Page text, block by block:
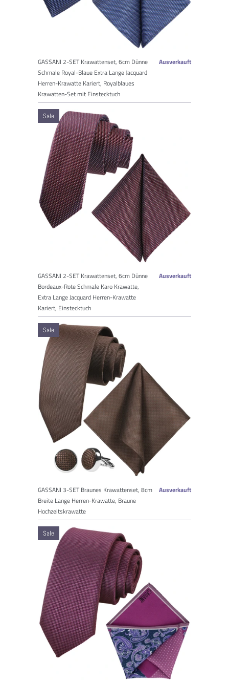
GASSANI 2-SET Krawattenset, 6cm Dünne
Schmale Royal-Blaue Extra Lange Jacquard
Herren-Krawatte Kariert, Royalblaues
Krawatten-Set mit Einstecktuch
Ausverkauft
GASSANI 2-SET Krawattenset, 6cm Dünne
Bordeaux-Rote Schmale Karo Krawatte,
Extra Lange Jacquard Herren-Krawatte
Kariert, Einstecktuch
Ausverkauft
Sale
GASSANI 3-SET Braunes Krawattenset, 8cm
Breite Lange Herren-Krawatte, Braune
Hochzeitskrawatte
Ausverkauft
Sale
Sale